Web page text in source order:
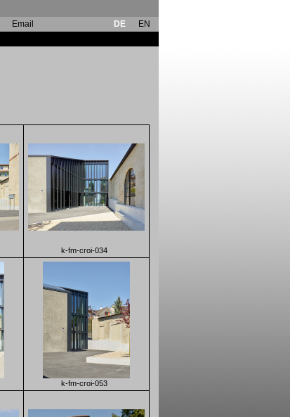
Email DE
EN
k-fm-croi-034
k-fm-croi-053